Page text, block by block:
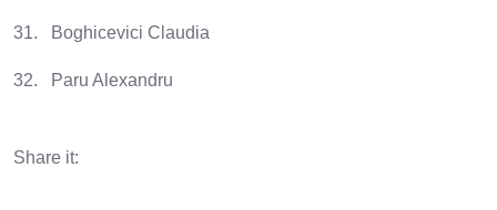
31. Boghicevici Claudia
32. Paru Alexandru
Share it: